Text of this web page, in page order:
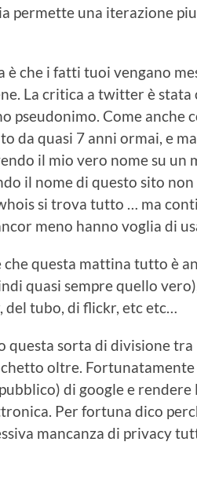
permette una iterazione piu
è che i fatti tuoi vengano
La critica a twitter è stata
pseudonimo. Come anche
da quasi 7 anni ormai, e
il mio vero nome su un
il nome di questo sito
si trova tutto … ma
meno hanno voglia di
che questa mattina tutto è
quasi sempre quello
, del tubo, di flickr , etc etc…
questa sorta di divisione tra
oltre. Fortunatamente
di google e rendere
Per fortuna dico
mancanza di privacy